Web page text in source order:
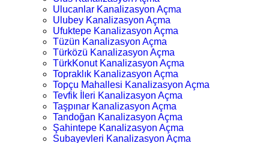
Ulucanlar Kanalizasyon Açma
Ulubey Kanalizasyon Açma
Ufuktepe Kanalizasyon Açma
Tüzün Kanalizasyon Açma
Türközü Kanalizasyon Açma
TürkKonut Kanalizasyon Açma
Topraklık Kanalizasyon Açma
Topçu Mahallesi Kanalizasyon Açma
Tevfik İleri Kanalizasyon Açma
Taşpınar Kanalizasyon Açma
Tandoğan Kanalizasyon Açma
Şahintepe Kanalizasyon Açma
Subayevleri Kanalizasyon Açma